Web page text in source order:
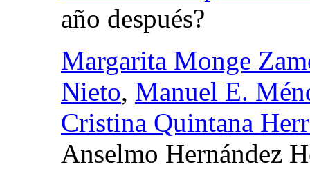
año después?
Margarita Monge
Nieto, Manuel E.
Cristina Quintana
Anselmo Hernández